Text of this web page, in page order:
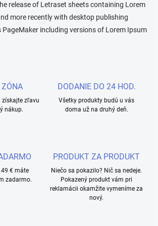
release of Letraset sheets containing Lorem
more recently with desktop publishing
including versions of Lorem Ipsum
získajte zľavu
nákup.
DODANIE DO 24 HOD.
Všetky produkty budú u vás
doma už na druhý deň.
49 € máte
zadarmo.
PRODUKT ZA PRODUKT
Niečo sa pokazilo? Nič sa nedeje.
Pokazený produkt vám pri
reklamácii okamžite vymeníme za
nový.